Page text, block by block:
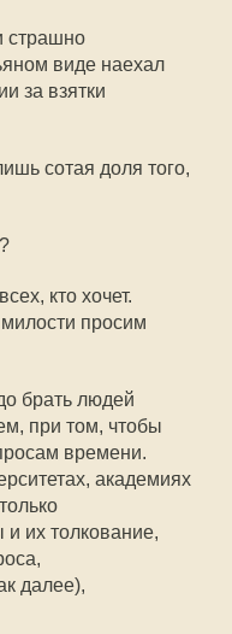
страшно
виде наехал
за взятки
сотая доля того,
кто хочет.
просим
брать людей
при том, чтобы
времени.
академиях
и их толкование,
далее),